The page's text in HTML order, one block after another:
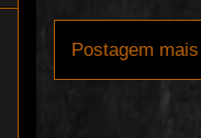
Postagem